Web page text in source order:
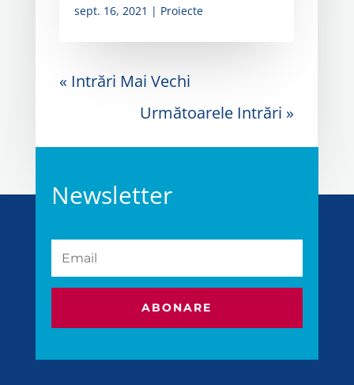
sept. 16, 2021 | Proiecte
« Intrări Mai Vechi
Următoarele Intrări »
Newsletter
ABONARE